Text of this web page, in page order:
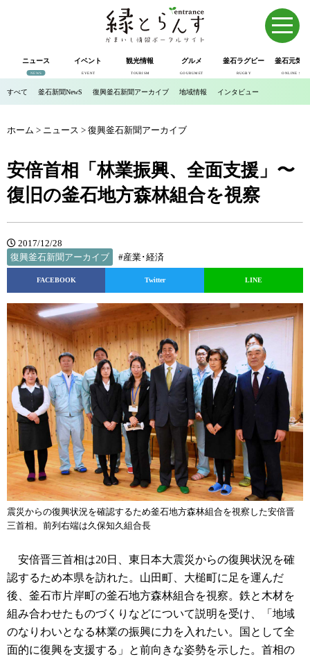
ニュース
NEWS
イベント
EVENT
観光情報
TOURISM
グルメ
GOURUMET
釜石ラグビー
RUGBY
釜石元気
ONLINE SHOP
すべて 釜石新聞NewS 復興釜石新聞アーカイブ 地域情報 インタビュー
ホーム > ニュース > 復興釜石新聞アーカイブ
安倍首相「林業振興、全面支援」〜
復旧の釜石地方森林組合を視察
2017/12/28
復興釜石新聞アーカイブ
#産業･経済
FACEBOOK Twitter LINE
震災からの復興状況を確認するため釜石地方森林組合を視察した安倍晋
三首相。前列右端は久保知久組合長
安倍晋三首相は20日、東日本大震災からの復興状況を確
認するため本県を訪れた。山田町、大槌町に足を運んだ
後、釜石市片岸町の釜石地方森林組合を視察。鉄と木材を
組み合わせたものづくりなどについて説明を受け、「地域
のなりわいとなる林業の振興に力を入れたい。国として全
面的に復興を支援する」と前向きな姿勢を示した。首相の